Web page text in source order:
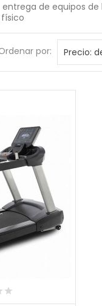
de equipos
por: Precio: